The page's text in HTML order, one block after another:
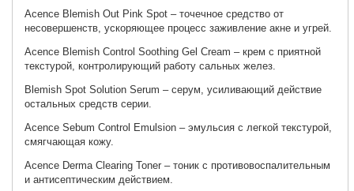
Acence Blemish Out Pink Spot – точечное средство от
несовершенств, ускоряющее процесс заживление акне и угрей.
Acence Blemish Control Soothing Gel Cream – крем с приятной
текстурой, контролирующий работу сальных желез.
Blemish Spot Solution Serum – серум, усиливающий действие
остальных средств серии.
Acence Sebum Control Emulsion – эмульсия с легкой текстурой,
смягчающая кожу.
Acence Derma Clearing Toner – тоник с противовоспалительным
и антисептическим действием.